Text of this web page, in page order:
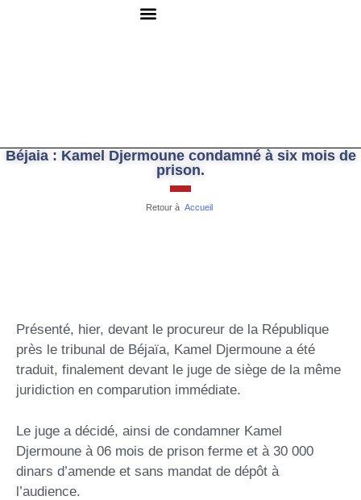
Béjaia : Kamel Djermoune condamné à six mois de
prison.
Retour à Accueil
Présenté, hier, devant le procureur de la République
près le tribunal de Béjaïa, Kamel Djermoune a été
traduit, finalement devant le juge de siège de la même
juridiction en comparution immédiate.
Le juge a décidé, ainsi de condamner Kamel
Djermoune à 06 mois de prison ferme et à 30 000
dinars d’amende et sans mandat de dépôt à
l’audience.